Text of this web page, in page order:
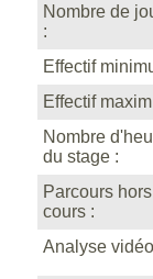
Nombre de
:
Effectif
Effectif
Nombre
du stage :
Parcours hors
cours :
Analyse